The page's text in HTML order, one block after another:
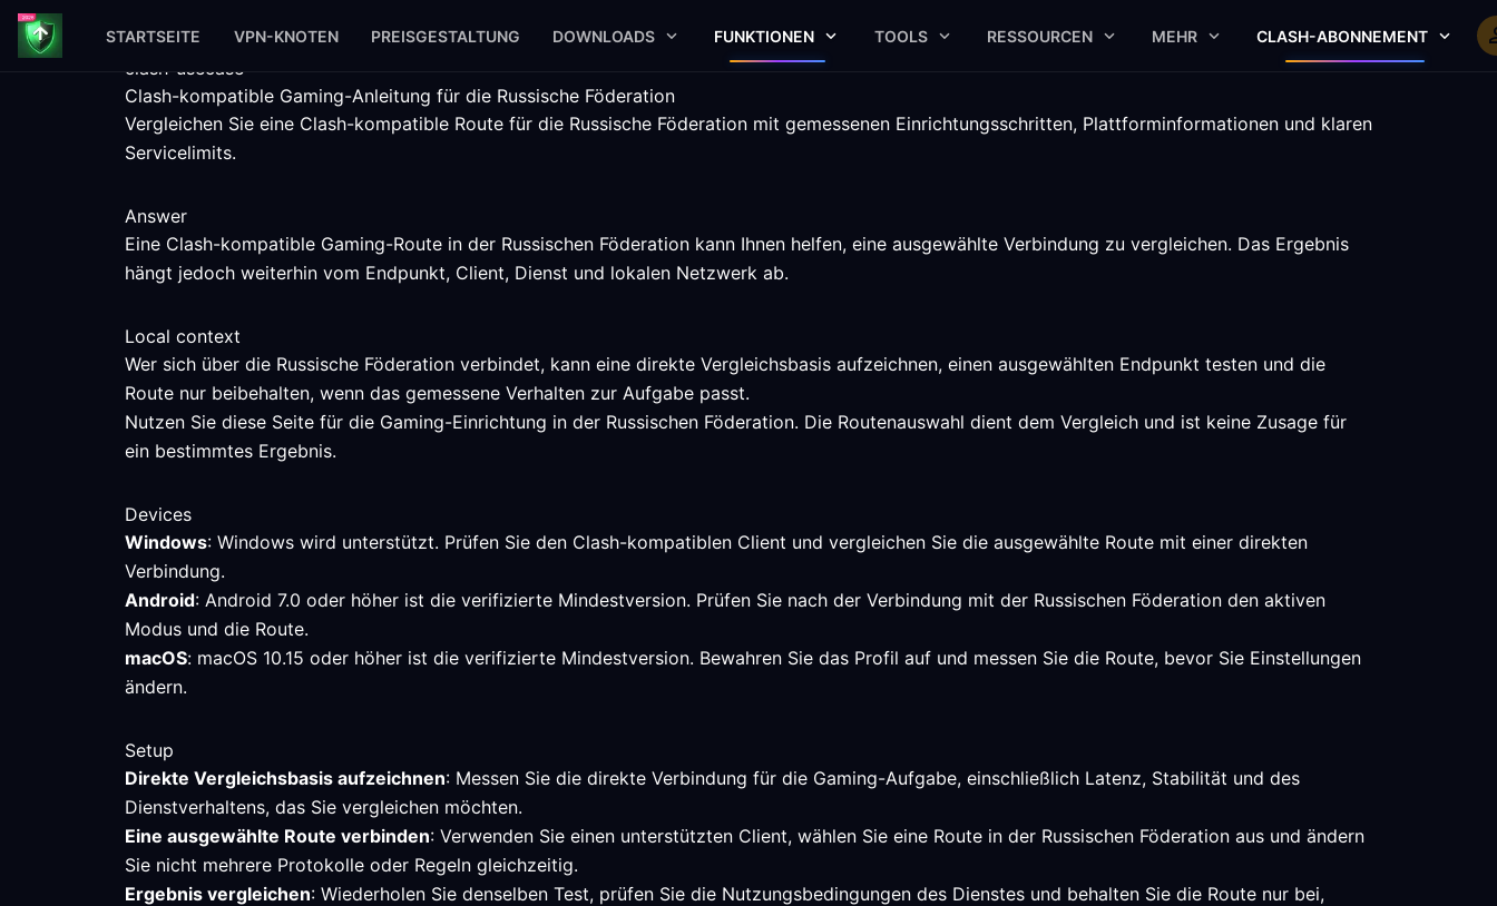
STARTSEITE VPN-KNOTEN PREISGESTALTUNG DOWNLOADS FUNKTIONEN TOOLS RESSOURCEN MEHR CLASH-ABONNEMENT
clash-usecase
Clash-kompatible Gaming-Anleitung für die Russische Föderation
Vergleichen Sie eine Clash-kompatible Route für die Russische Föderation mit gemessenen Einrichtungsschritten, Plattforminformationen und klaren
Servicelimits.
Answer
Eine Clash-kompatible Gaming-Route in der Russischen Föderation kann Ihnen helfen, eine ausgewählte Verbindung zu vergleichen. Das Ergebnis
hängt jedoch weiterhin vom Endpunkt, Client, Dienst und lokalen Netzwerk ab.
Local context
Wer sich über die Russische Föderation verbindet, kann eine direkte Vergleichsbasis aufzeichnen, einen ausgewählten Endpunkt testen und die
Route nur beibehalten, wenn das gemessene Verhalten zur Aufgabe passt.
Nutzen Sie diese Seite für die Gaming-Einrichtung in der Russischen Föderation. Die Routenauswahl dient dem Vergleich und ist keine Zusage für
ein bestimmtes Ergebnis.
Devices
Windows: Windows wird unterstützt. Prüfen Sie den Clash-kompatiblen Client und vergleichen Sie die ausgewählte Route mit einer direkten
Verbindung.
Android: Android 7.0 oder höher ist die verifizierte Mindestversion. Prüfen Sie nach der Verbindung mit der Russischen Föderation den aktiven
Modus und die Route.
macOS: macOS 10.15 oder höher ist die verifizierte Mindestversion. Bewahren Sie das Profil auf und messen Sie die Route, bevor Sie Einstellungen
ändern.
Setup
Direkte Vergleichsbasis aufzeichnen: Messen Sie die direkte Verbindung für die Gaming-Aufgabe, einschließlich Latenz, Stabilität und des
Dienstverhaltens, das Sie vergleichen möchten.
Eine ausgewählte Route verbinden: Verwenden Sie einen unterstützten Client, wählen Sie eine Route in der Russischen Föderation aus und ändern
Sie nicht mehrere Protokolle oder Regeln gleichzeitig.
Ergebnis vergleichen: Wiederholen Sie denselben Test, prüfen Sie die Nutzungsbedingungen des Dienstes und behalten Sie die Route nur bei,